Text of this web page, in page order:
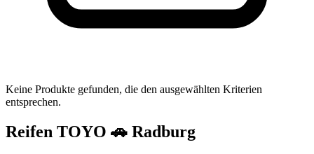
Keine Produkte gefunden, die den ausgewählten Kriterien
entsprechen.
Reifen TOYO 🚗 Radburg